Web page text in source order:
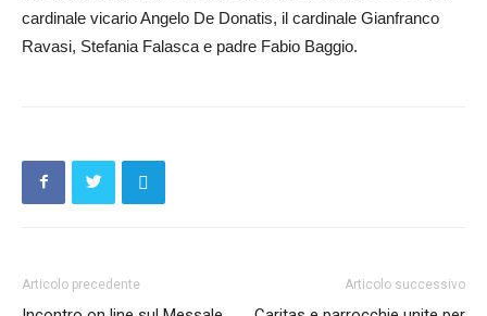
cardinale vicario Angelo De Donatis, il cardinale Gianfranco
Ravasi, Stefania Falasca e padre Fabio Baggio.
Articolo precedente Articolo successivo